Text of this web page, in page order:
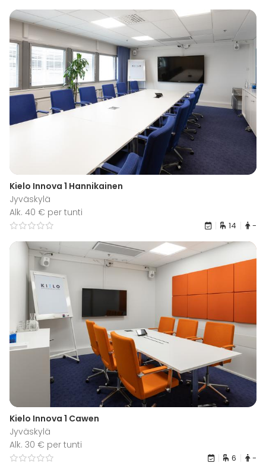
Kielo Innova 1 Hannikainen
Jyväskylä
Alk. 40 € per tunti
14 -
Kielo Innova 1 Cawen
Jyväskylä
Alk. 30 € per tunti
6 -